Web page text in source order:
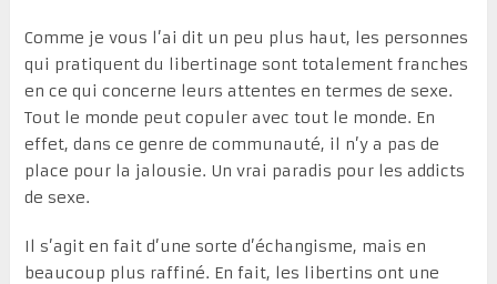
Comme je vous l’ai dit un peu plus haut, les personnes
qui pratiquent du libertinage sont totalement franches
en ce qui concerne leurs attentes en termes de sexe.
Tout le monde peut copuler avec tout le monde. En
effet, dans ce genre de communauté, il n’y a pas de
place pour la jalousie. Un vrai paradis pour les addicts
de sexe.
Il s’agit en fait d’une sorte d’échangisme, mais en
beaucoup plus raffiné. En fait, les libertins ont une